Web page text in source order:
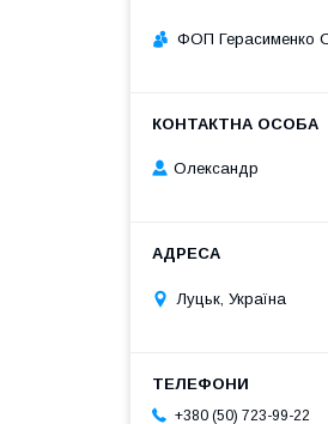
ФОП Герасименко
Олександр
Луцьк, Україна
+380 (50) 723-99-22